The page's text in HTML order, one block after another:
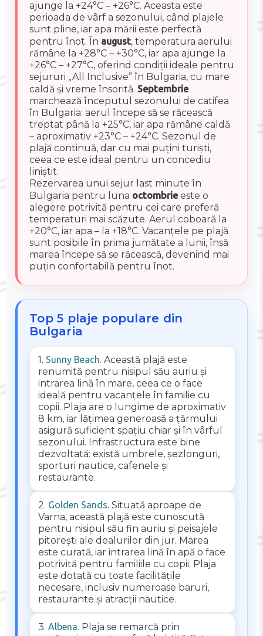
ajunge la +24°C – +26°C. Aceasta este
perioada de vârf a sezonului, când plajele
sunt pline, iar apa mării este perfectă
pentru înot. În august, temperatura aerului
rămâne la +28°C – +30°C, iar apa ajunge la
+26°C – +27°C, oferind condiții ideale pentru
sejururi „All Inclusive” în Bulgaria, cu mare
caldă și vreme însorită. Septembrie
marchează începutul sezonului de catifea
în Bulgaria: aerul începe să se răcească
treptat până la +25°C, iar apa rămâne caldă
– aproximativ +23°C – +24°C. Sezonul de
plajă continuă, dar cu mai puțini turiști,
ceea ce este ideal pentru un concediu
liniștit.
Rezervarea unui sejur last minute în
Bulgaria pentru luna octombrieeste o
alegere potrivită pentru cei care preferă
temperaturi mai scăzute. Aerul coboară la
+20°C, iar apa – la +18°C. Vacanțele pe plajă
sunt posibile în prima jumătate a lunii, însă
marea începe să se răcească, devenind mai
puțin confortabilă pentru înot.
Top 5 plaje populare din
Bulgaria
1. Sunny Beach. Această plajă este
renumită pentru nisipul său auriu și
intrarea lină în mare, ceea ce o face
ideală pentru vacanțele în familie cu
copii. Plaja are o lungime de aproximativ
8 km, iar lățimea generoasă a țărmului
asigură suficient spațiu chiar și în vârful
sezonului. Infrastructura este bine
dezvoltată: există umbrele, șezlonguri,
sporturi nautice, cafenele și
restaurante.
2. Golden Sands. Situată aproape de
Varna, această plajă este cunoscută
pentru nisipul său fin auriu și peisajele
pitorești ale dealurilor din jur. Marea
este curată, iar intrarea lină în apă o face
potrivită pentru familiile cu copii. Plaja
este dotată cu toate facilitățile
necesare, inclusiv numeroase baruri,
restaurante și atracții nautice.
3. Albena. Plaja se remarcă prin